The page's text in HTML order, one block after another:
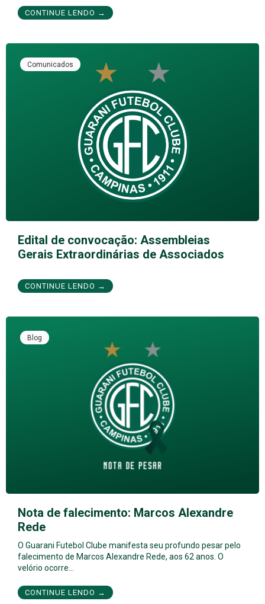
CONTINUE LENDO →
Comunicados
Edital de convocação: Assembleias
Gerais Extraordinárias de Associados
CONTINUE LENDO →
Blog
Nota de falecimento: Marcos Alexandre
Rede
O Guarani Futebol Clube manifesta seu profundo pesar pelo
falecimento de Marcos Alexandre Rede, aos 62 anos. O
velório ocorre…
CONTINUE LENDO →